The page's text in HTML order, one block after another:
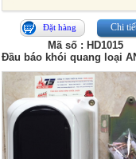
Đặt hàng Chi
Mã số : HD1015
Đầu báo khói quang loại